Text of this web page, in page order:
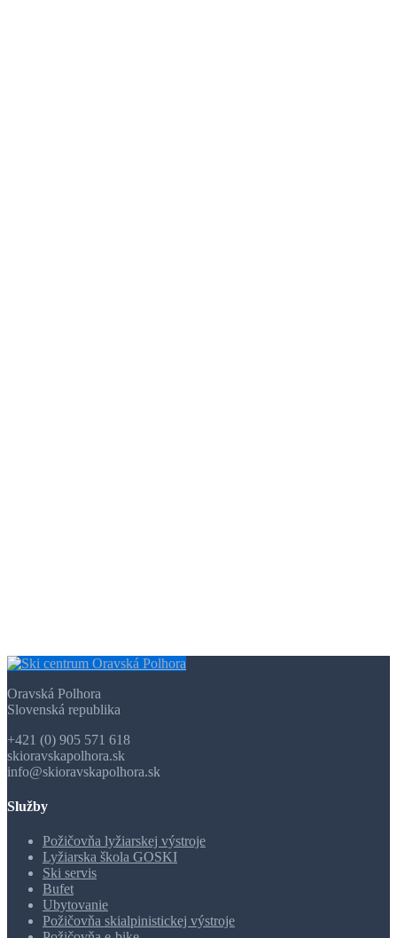
Oravská Polhora
Slovenská republika
+421 (0) 905 571 618
skioravskapolhora.sk
info@skioravskapolhora.sk
Služby
Požičovňa lyžiarskej výstroje
Lyžiarska škola GOSKI
Ski servis
Bufet
Ubytovanie
Požičovňa skialpinistickej výstroje